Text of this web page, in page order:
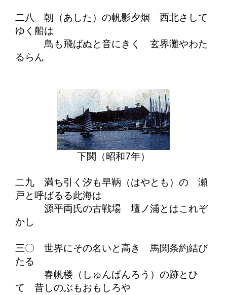
二八 朝（あした）の帆影夕烟 西北さして
ゆく船は
鳥も飛ばぬと音にきく 玄界灘やわた
るらん
下関（昭和7年）
二九 満ち引く汐も早鞆（はやとも）の 瀬
戸と呼ばるる此海は
源平両氏の古戦場 壇ノ浦とはこれぞ
かし
三〇 世界にその名いと高き 馬関条約結び
たる
春帆楼（しゅんぱんろう）の跡とひ
て 昔しのぶもおもしろや